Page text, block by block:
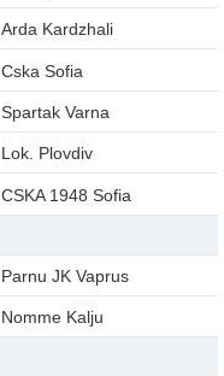
Arda Kardzhali
Cska Sofia
Spartak Varna
Lok. Plovdiv
CSKA 1948 Sofia
Parnu JK Vaprus
Nomme Kalju